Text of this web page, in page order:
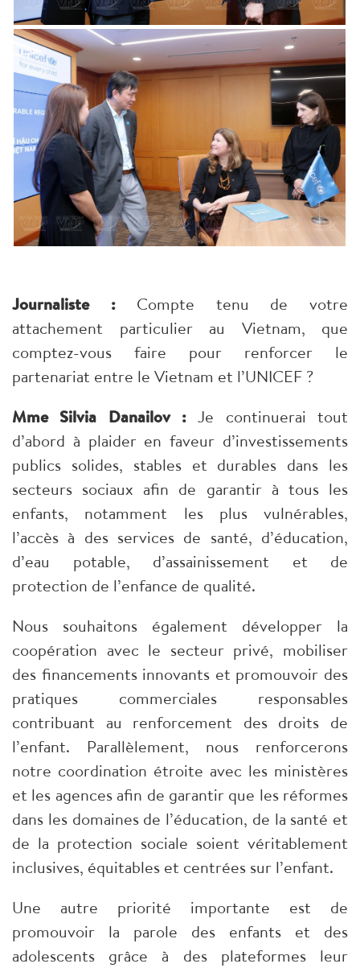
Journaliste :Compte tenu de votre
attachement particulier au Vietnam, que
comptez-vous faire pour renforcer le
partenariat entre le Vietnam et l’UNICEF ?
Mme Silvia Danailov :Je continuerai tout
d’abord à plaider en faveur d’investissements
publics solides, stables et durables dans les
secteurs sociaux afin de garantir à tous les
enfants, notamment les plus vulnérables,
l’accès à des services de santé, d’éducation,
d’eau potable, d’assainissement et de
protection de l’enfance de qualité.
Nous souhaitons également développer la
coopération avec le secteur privé, mobiliser
des financements innovants et promouvoir des
pratiques commerciales responsables
contribuant au renforcement des droits de
l’enfant. Parallèlement, nous renforcerons
notre coordination étroite avec les ministères
et les agences afin de garantir que les réformes
dans les domaines de l’éducation, de la santé et
de la protection sociale soient véritablement
inclusives, équitables et centrées sur l’enfant.
Une autre priorité importante est de
promouvoir la parole des enfants et des
adolescents grâce à des plateformes leur